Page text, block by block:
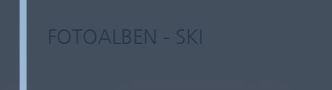
FOTOALBEN - SKI